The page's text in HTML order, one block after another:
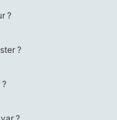
?
?
?